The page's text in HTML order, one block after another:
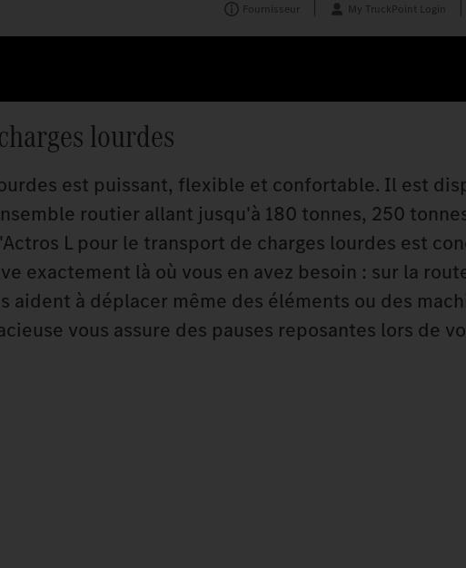
Fournisseur My TruckPoint Login
lourdes
est puissant, flexible et confortable. Il est
routier allant jusqu'à 180 tonnes, 250
L pour le transport de charges lourdes est
exactement là où vous en avez besoin : sur la
à déplacer même des éléments ou des
vous assure des pauses reposantes lors de